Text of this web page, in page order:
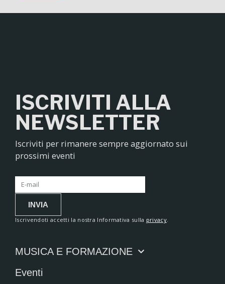
ISCRIVITI ALLA
NEWSLETTER
Iscriviti per rimanere sempre aggiornato sui
prossimi eventi
INVIA
Iscrivendoti accetti la nostra Informativa sulla privacy.
MUSICA E FORMAZIONE
Eventi